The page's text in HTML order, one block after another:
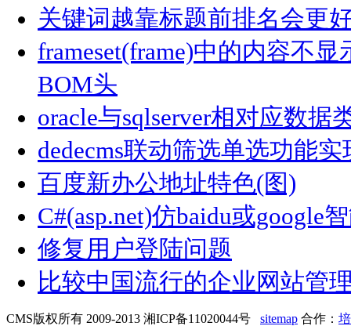
关键词越靠标题前排名会更
frameset(frame)中的内容不
BOM头
oracle与sqlserver相对应数据
dedecms联动筛选单选功能
百度新办公地址特色(图)
C#(asp.net)仿baidu或google
修复用户登陆问题
比较中国流行的企业网站管
CMS版权所有 2009-2013 湘ICP备11020044号 sitemap 合作：